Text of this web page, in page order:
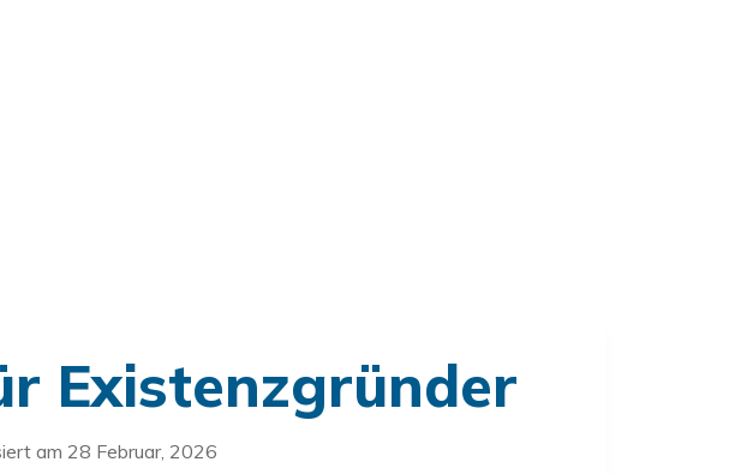
Existenzgründer
am 28 Februar, 2026